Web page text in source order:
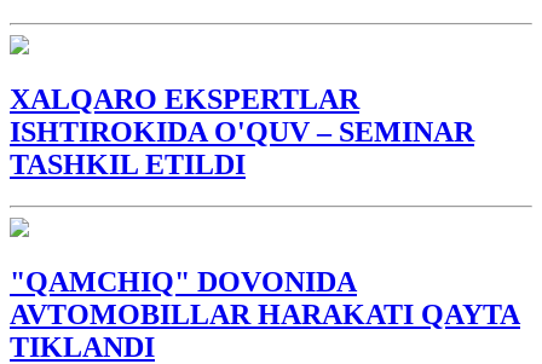
XALQARO EKSPERTLAR
ISHTIROKIDA O'QUV – SEMINAR
TASHKIL ETILDI
"QAMCHIQ" DOVONIDA
AVTOMOBILLAR HARAKATI QAYTA
TIKLANDI